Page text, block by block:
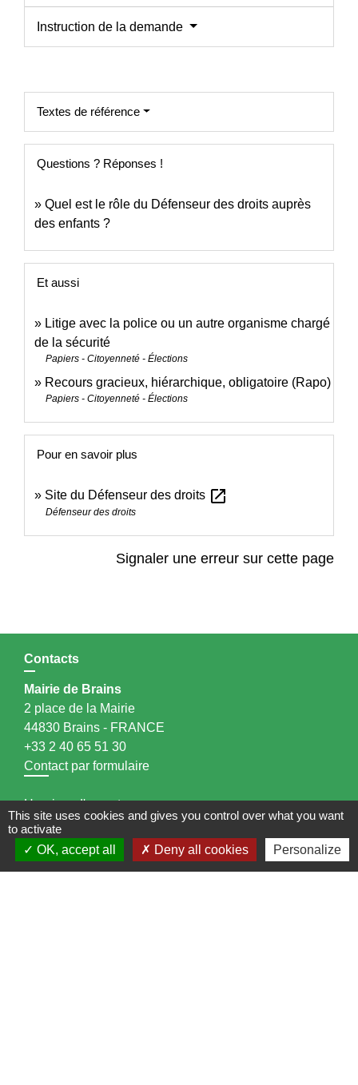
Instruction de la demande
Textes de référence
Questions ? Réponses !
Quel est le rôle du Défenseur des droits auprès
des enfants ?
Et aussi
Litige avec la police ou un autre organisme chargé
de la sécurité
Papiers - Citoyenneté - Élections
Recours gracieux, hiérarchique, obligatoire (Rapo)
Papiers - Citoyenneté - Élections
Pour en savoir plus
Site du Défenseur des droits open_in_new
Défenseur des droits
Signaler une erreur sur cette page
Contacts
Mairie de Brains
2 place de la Mairie
44830 Brains - FRANCE
+33 2 40 65 51 30
Contact par formulaire
Horaires d'ouverture:
Lundi : 14h - 17h
Mardi : 8h30 - 13h / 14h - 17h
This site uses cookies and gives you control over what you want
to activate
OK, accept all
Deny all cookies Personalize